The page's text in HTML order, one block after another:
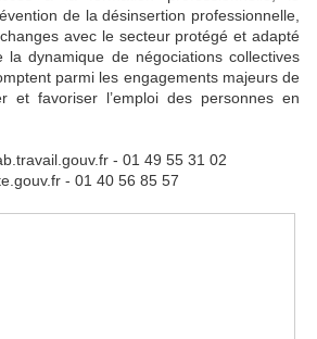
de la désinsertion professionnelle,
avec le secteur protégé et adapté
dynamique de négociations collectives
parmi les engagements majeurs de
et favoriser l’emploi des personnes en
- 01 49 55 31 02
- 01 40 56 85 57